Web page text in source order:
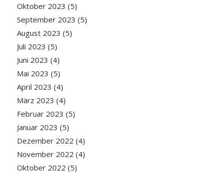
Oktober 2023 (5)
September 2023 (5)
August 2023 (5)
Juli 2023 (5)
Juni 2023 (4)
Mai 2023 (5)
April 2023 (4)
März 2023 (4)
Februar 2023 (5)
Januar 2023 (5)
Dezember 2022 (4)
November 2022 (4)
Oktober 2022 (5)